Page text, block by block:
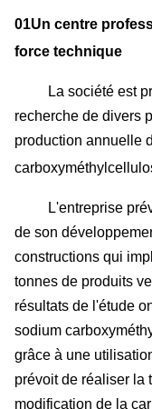
01Un centre
force technique
La société est
recherche de divers
production annuelle
L'entreprise
de son
constructions qui
tonnes de produits
résultats de l'étude
sodium
grâce à une
prévoit de réaliser la
modification de la